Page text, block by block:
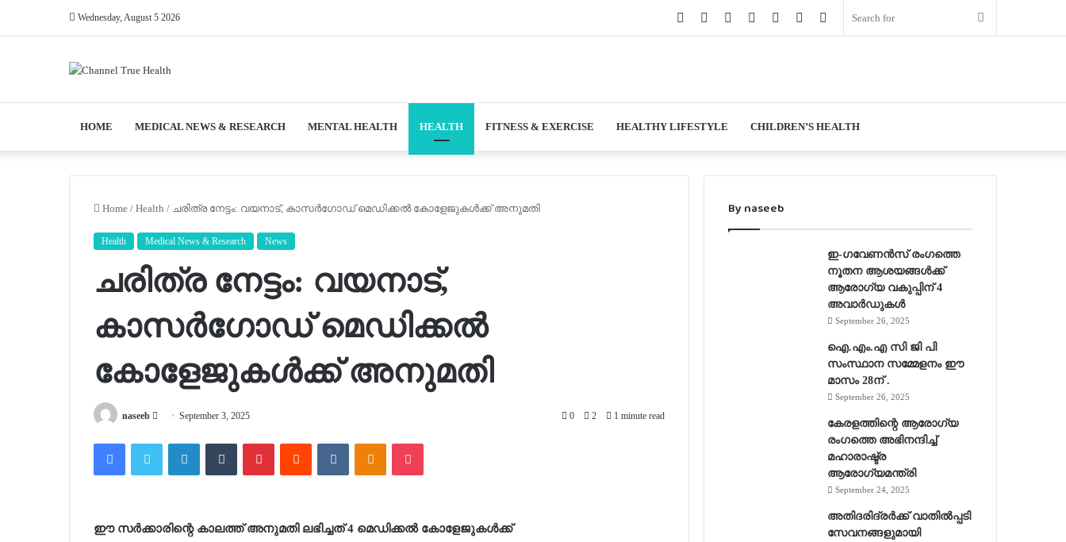
Wednesday, August 5 2026 Search
Sidebar
Random
Log
Instagram
YouTube
Twitter
Facebook
HOME MEDICAL NEWS & RESEARCH MENTAL HEALTH HEALTH FITNESS & EXERCISE HEALTHY LIFESTYLE CHILDREN’S HEALTH
Home / Health / ചരിത്ര നേട്ടം: വയനാട്, കാസര്‍ഗോഡ് മെഡിക്കല്‍ കോളേജുകള്‍ക്ക് അനുമതി
Health Medical News & Research News
ചരിത്ര നേട്ടം: വയനാട്,
കാസര്‍ഗോഡ് മെഡിക്കല്‍
കോളേജുകള്‍ക്ക് അനുമതി
naseeb
Send September 3, 2025 0 2 1 minute read
FacebookTwitter LinkedInTumblr PinterestReddit VKontakteOdnoklassniki
Pocket
ഈ സര്‍ക്കാരിന്റെ കാലത്ത് അനുമതി ലഭിച്ചത് 4 മെഡിക്കല്‍ കോളേജുകള്‍ക്ക്
By naseeb
ഇ-ഗവേണന്‍സ് രംഗത്തെ
നൂതന ആശയങ്ങള്‍ക്ക്
ആരോഗ്യ വകുപ്പിന് 4
അവാര്‍ഡുകള്‍
September 26, 2025
ഐ.എം.എ സി ജി പി
സംസ്ഥാന സമ്മേളനം ഈ
മാസം 28ന് .
September 26, 2025
കേരളത്തിന്റെ ആരോഗ്യ
രംഗത്തെ അഭിനന്ദിച്ച്
മഹാരാഷ്ട്ര
ആരോഗ്യമന്ത്രി
September 24, 2025
അതിദരിദ്രര്‍ക്ക് വാതില്‍പ്പടി
സേവനങ്ങളുമായി